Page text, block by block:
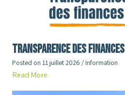
Transparence des finances
Posted on 11 juillet 2026 /Information
Read More